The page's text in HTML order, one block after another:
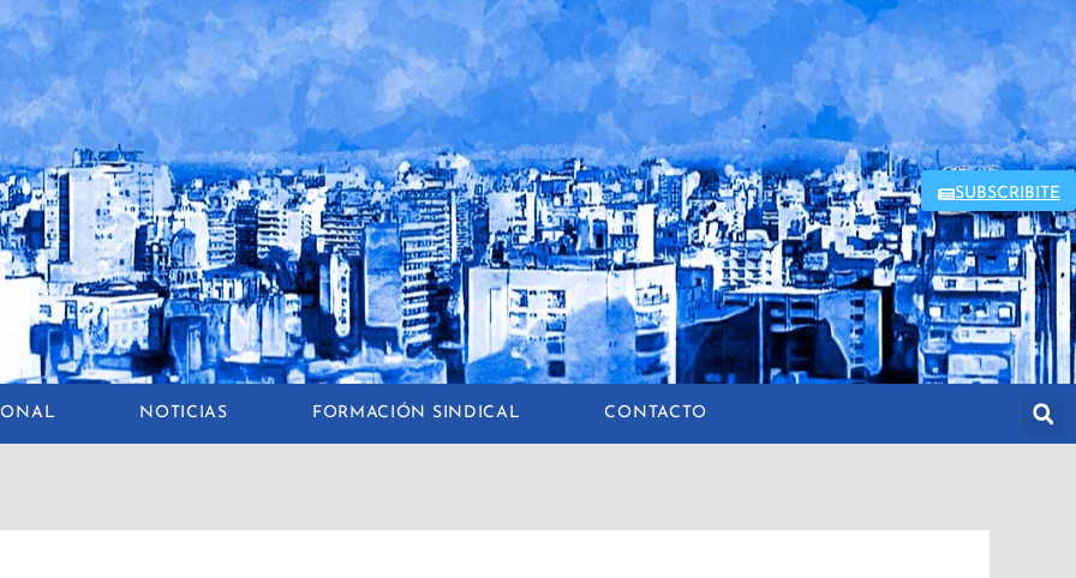
SUBSCRIBITE
NOTICIAS FORMACIÓN SINDICAL CONTACTO